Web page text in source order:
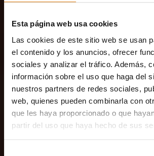
Esta página web usa cookies
Las cookies de este sitio web se usan
el contenido y los anuncios, ofrecer
sociales y analizar el tráfico. Además,
información sobre el uso que haga del
nuestros partners de redes sociales,
web, quienes pueden combinarla con
que les haya proporcionado o que
partir del uso que haya hecho de sus